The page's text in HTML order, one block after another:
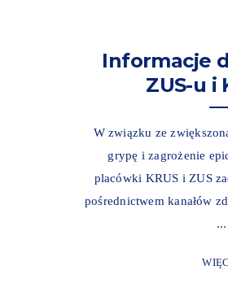
Informacje
ZUS-u i
W związku ze
grypę i zagrożenie
placówki KRUS i ZUS
pośrednictwem kanałów
...